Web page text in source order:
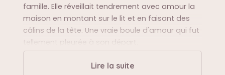
famille. Elle réveillait tendrement avec amour la
maison en montant sur le lit et en faisant des
câlins de la tête. Une vraie boule d'amour qui fut
tellement pleurée à son départ.
Sa balade préféréeLire la suite